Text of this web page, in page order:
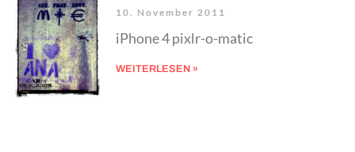
10. November 2011
iPhone 4 pixlr-o-matic
WEITERLESEN »